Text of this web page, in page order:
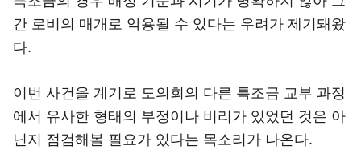
간 로비의 매개로 악용될 수 있다는 우려가 제기돼왔
다.
이번 사건을 계기로 도의회의 다른 특조금 교부 과정
에서 유사한 형태의 부정이나 비리가 있었던 것은 아
닌지 점검해볼 필요가 있다는 목소리가 나온다.